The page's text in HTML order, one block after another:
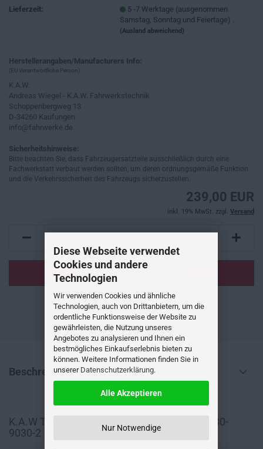
Diese Webseite verwendet
Cookies und andere
Technologien
Wir verwenden Cookies und ähnliche
Technologien, auch von Drittanbietern, um die
ordentliche Funktionsweise der Website zu
gewährleisten, die Nutzung unseres
Angebotes zu analysieren und Ihnen ein
bestmögliches Einkaufserlebnis bieten zu
können. Weitere Informationen finden Sie in
unserer Datenschutzerklärung.
Alle Akzeptieren
Nur Notwendige
Lieferzeit:
5 -7 Werktage (ausgenommen
Samstag, Sonntag und Feiertage) .
(Ausland abweichend)
Herstellerangaben/Manufacturers Info:
(EU Verantwortliche Person)
K.A.W.
Andreas Wiegel - K.A.W. Fahrwerkstechnik
Schoppenbergweg 13
D-34260 Kaufungen
info@fahrwerke.de
Sicherheitshinweise:
Bitte beachten Sie, dass Fahrzeugersatzteile ausschließlich durch eine
Fachwerkstatt verbaut werden sollten, um deren ordnungsgemäße Funktion
und die Verkehrssicherheit des Fahrzeugs sicherzustellen.
239,00 EUR
inkl. 19% MwSt. zzgl. Versand
AUF DEN MERKZETTEL
Beschreibung
K.A.W Tieferlegungsfedern für Fiat Bravo 1030-
9030-2